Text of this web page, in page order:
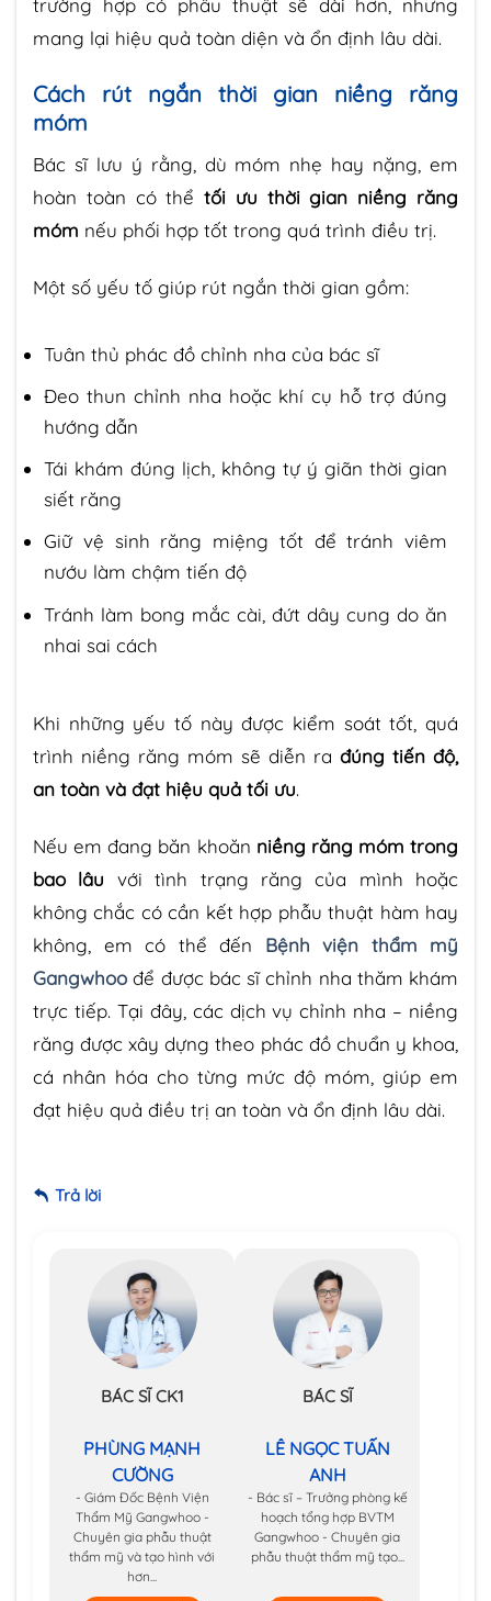
trường hợp có phẫu thuật sẽ dài hơn, nhưng
mang lại hiệu quả toàn diện và ổn định lâu dài.
Cách rút ngắn thời gian niềng răng
móm
Bác sĩ lưu ý rằng, dù móm nhẹ hay nặng, em
hoàn toàn có thểtối ưu thời gian niềng răng
móm nếu phối hợp tốt trong quá trình điều trị.
Một số yếu tố giúp rút ngắn thời gian gồm:
Tuân thủ phác đồ chỉnh nha của bác sĩ
Đeo thun chỉnh nha hoặc khí cụ hỗ trợ đúng
hướng dẫn
Tái khám đúng lịch, không tự ý giãn thời gian
siết răng
Giữ vệ sinh răng miệng tốt để tránh viêm
nướu làm chậm tiến độ
Tránh làm bong mắc cài, đứt dây cung do ăn
nhai sai cách
Khi những yếu tố này được kiểm soát tốt, quá
trình niềng răng móm sẽ diễn ra đúng tiến độ,
an toàn và đạt hiệu quả tối ưu.
Nếu em đang băn khoăn niềng răng móm trong
bao lâu với tình trạng răng của mình hoặc
không chắc có cần kết hợp phẫu thuật hàm hay
không, em có thể đến Bệnh viện thẩm mỹ
Gangwhoo để được bác sĩ chỉnh nha thăm khám
trực tiếp. Tại đây, các dịch vụ chỉnh nha – niềng
răng được xây dựng theo phác đồ chuẩn y khoa,
cá nhân hóa cho từng mức độ móm, giúp em
đạt hiệu quả điều trị an toàn và ổn định lâu dài.
Trả lời
BÁC SĨ CK1
PHÙNG MẠNH
CƯỜNG
- Giám Đốc Bệnh Viện
Thẩm Mỹ Gangwhoo -
Chuyên gia phẫu thuật
thẩm mỹ và tạo hình với
hơn...
BÁC SĨ
LÊ NGỌC TUẤN
ANH
- Bác sĩ – Trưởng phòng kế
hoạch tổng hợp BVTM
Gangwhoo - Chuyên gia
phẫu thuật thẩm mỹ tạo...